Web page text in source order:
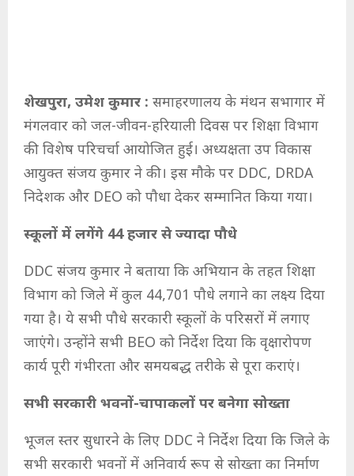
शेखपुरा, उमेश कुमार : समाहरणालय के मंथन सभागार में
मंगलवार को जल-जीवन-हरियाली दिवस पर शिक्षा विभाग
की विशेष परिचर्चा आयोजित हुई। अध्यक्षता उप विकास
आयुक्त संजय कुमार ने की। इस मौके पर DDC, DRDA
निदेशक और DEO को पौधा देकर सम्मानित किया गया।
स्कूलों में लगेंगे 44 हजार से ज्यादा पौधे
DDC संजय कुमार ने बताया कि अभियान के तहत शिक्षा
विभाग को जिले में कुल 44,701 पौधे लगाने का लक्ष्य दिया
गया है। ये सभी पौधे सरकारी स्कूलों के परिसरों में लगाए
जाएंगे। उन्होंने सभी BEO को निर्देश दिया कि वृक्षारोपण
कार्य पूरी गंभीरता और समयबद्ध तरीके से पूरा कराएं।
सभी सरकारी भवनों-चापाकलों पर बनेगा सोख्ता
भूजल स्तर सुधारने के लिए DDC ने निर्देश दिया कि जिले के
सभी सरकारी भवनों में अनिवार्य रूप से सोख्ता का निर्माण